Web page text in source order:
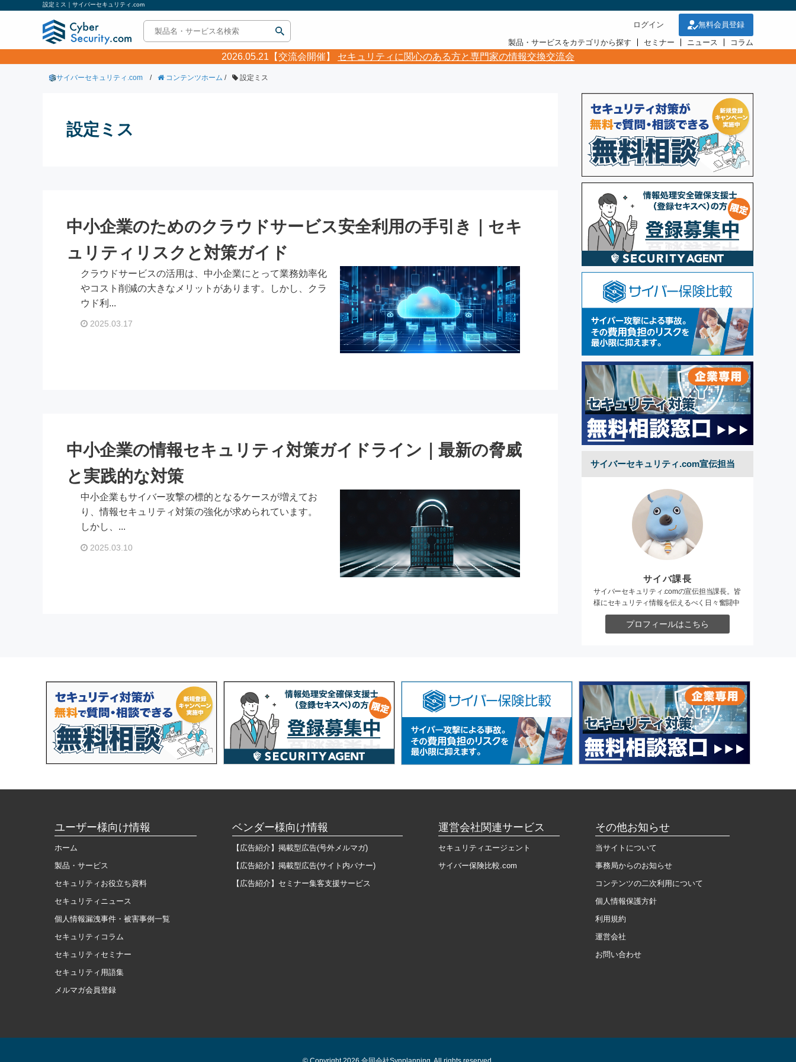
設定ミス｜サイバーセキュリティ.com
ログイン
無料会員登録
製品・サービスをカテゴリから探す
セミナー ニュース コラム
2026.05.21【交流会開催】 セキュリティに関心のある方と専門家の情報交換交流会
サイバーセキュリティ.com / コンテンツホーム / 設定ミス
設定ミス
中小企業のためのクラウドサービス安全利用の手引き｜セキ
ュリティリスクと対策ガイド
クラウドサービスの活用は、中小企業にとって業務効率化
やコスト削減の大きなメリットがあります。しかし、クラ
ウド利...
2025.03.17
中小企業の情報セキュリティ対策ガイドライン｜最新の脅威
と実践的な対策
中小企業もサイバー攻撃の標的となるケースが増えてお
り、情報セキュリティ対策の強化が求められています。
しかし、...
2025.03.10
サイバーセキュリティ.com宣伝担当
サイバ課長
サイバーセキュリティ.comの宣伝担当課長。皆
様にセキュリティ情報を伝えるべく日々奮闘中
プロフィールはこちら
ユーザー様向け情報
ホーム
製品・サービス
セキュリティお役立ち資料
セキュリティニュース
個人情報漏洩事件・被害事例一覧
セキュリティコラム
セキュリティセミナー
セキュリティ用語集
メルマガ会員登録
ベンダー様向け情報
【広告紹介】掲載型広告(号外メルマガ)
【広告紹介】掲載型広告(サイト内バナー)
【広告紹介】セミナー集客支援サービス
運営会社関連サービス
セキュリティエージェント
サイバー保険比較.com
その他お知らせ
当サイトについて
事務局からのお知らせ
コンテンツの二次利用について
個人情報保護方針
利用規約
運営会社
お問い合わせ